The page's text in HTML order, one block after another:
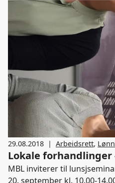
29.08.2018 | Arbeidsrett,
Lokale
MBL inviterer til
20. september kl. 10.00-